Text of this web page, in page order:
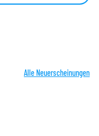
Alle Neuerscheinungen